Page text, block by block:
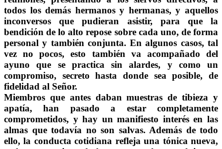
todos los demás hermanos y hermanas, y aquellos
inconversos que pudieran asistir, para que la
bendición de lo alto repose sobre cada uno, de forma
personal y también conjunta. En algunos casos, tal
vez no pocos, esto también va acompañado del
ayuno que se practica sin alardes, y como un
compromiso, secreto hasta donde sea posible, de
fidelidad al Señor.
Miembros que antes daban muestras de tibieza y
apatía, han pasado a estar completamente
comprometidos, y hay un manifiesto interés en las
almas que todavía no son salvas. Además de todo
ello, la conducta cotidiana refleja una tónica nueva,